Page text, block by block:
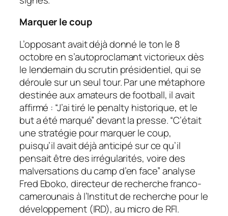
Marquer le coup
L’opposant avait déjà donné le ton le 8
octobre en s’autoproclamant victorieux dès
le lendemain du scrutin présidentiel, qui se
déroule sur un seul tour. Par une métaphore
destinée aux amateurs de football, il avait
affirmé : “J’ai tiré le penalty historique, et le
but a été marqué” devant la presse. “C’était
une stratégie pour marquer le coup,
puisqu’il avait déjà anticipé sur ce qu’il
pensait être des irrégularités, voire des
malversations du camp d’en face” analyse
Fred Eboko, directeur de recherche franco-
camerounais à l’Institut de recherche pour le
développement (IRD), au micro de RFI.